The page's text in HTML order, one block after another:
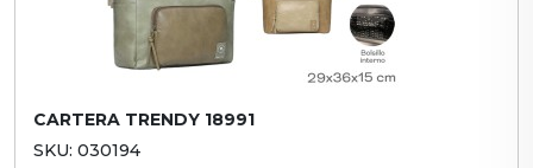
CARTERA TRENDY 18991
SKU: 030194